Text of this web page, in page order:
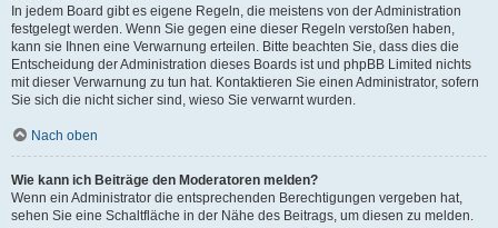
In jedem Board gibt es eigene Regeln, die meistens von der Administration
festgelegt werden. Wenn Sie gegen eine dieser Regeln verstoßen haben,
kann sie Ihnen eine Verwarnung erteilen. Bitte beachten Sie, dass dies die
Entscheidung der Administration dieses Boards ist und phpBB Limited nichts
mit dieser Verwarnung zu tun hat. Kontaktieren Sie einen Administrator, sofern
Sie sich die nicht sicher sind, wieso Sie verwarnt wurden.
Nach oben
Wie kann ich Beiträge den Moderatoren melden?
Wenn ein Administrator die entsprechenden Berechtigungen vergeben hat,
sehen Sie eine Schaltfläche in der Nähe des Beitrags, um diesen zu melden.